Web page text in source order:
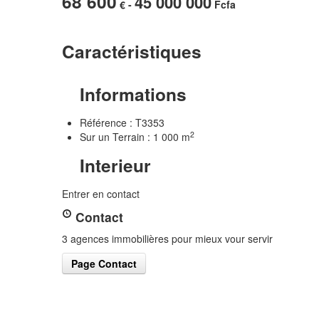
€ - Fcfa
Caractéristiques
Informations
Référence : T3353
Sur un Terrain : 1 000 m2
Interieur
Entrer en contact
Contact
3 agences immobilières pour mieux vour servir
Page Contact